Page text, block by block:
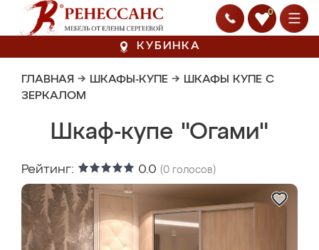
0
КУБИНКА
ГЛАВНАЯ → ШКАФЫ-КУПЕ → ШКАФЫ КУПЕ С
ЗЕРКАЛОМ
Шкаф-купе "Огами"
Рейтинг: 0.0 (0 голосов)